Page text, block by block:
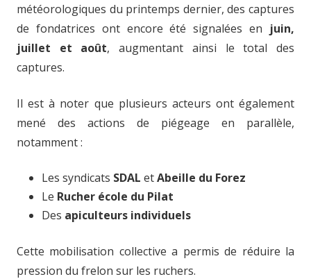
météorologiques du printemps dernier, des captures
de fondatrices ont encore été signalées en juin,
juillet et août, augmentant ainsi le total des
captures.
Il est à noter que plusieurs acteurs ont également
mené des actions de piégeage en parallèle,
notamment :
Les syndicats SDAL etAbeille du Forez
Le Rucher école du Pilat
Des apiculteurs individuels
Cette mobilisation collective a permis de réduire la
pression du frelon sur les ruchers.